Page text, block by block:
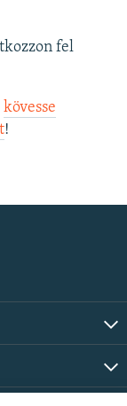
fel
kövesse
! ​